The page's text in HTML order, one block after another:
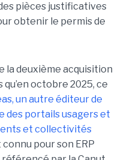
pièces justificatives
obtenir le permis de
deuxième acquisition
octobre 2025, ce
un autre éditeur de
des portails usagers et
et collectivités
pour son ERP